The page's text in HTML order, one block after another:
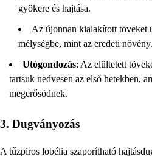
gyökere és hajtása.
Az újonnan kialakított töveket
mélységbe, mint az eredeti növény.
Utógondozás: Az elültetett
tartsuk nedvesen az első hetekben,
megerősödnek.
3. Dugványozás
A tűzpiros lobélia szaporítható